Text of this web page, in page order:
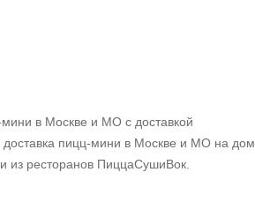
мини в Москве и МО с доставкой
доставка пицц-мини в Москве и МО на дом.
из ресторанов ПиццаСушиВок.